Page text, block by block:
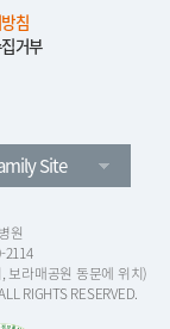
침
거부
Site
원
2114
보라매공원 동문에 위치)
RIGHTS RESERVED.